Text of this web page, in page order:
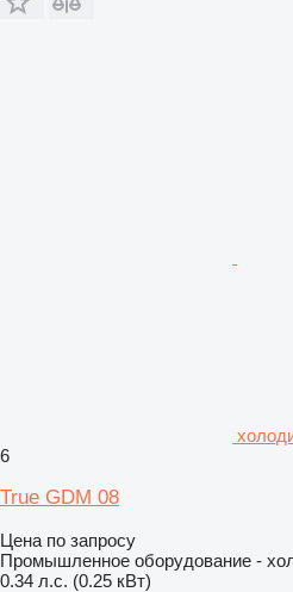
6
True GDM 08
Цена по запросу
Промышленное оборудование -
0.34 л.с. (0.25 кВт)